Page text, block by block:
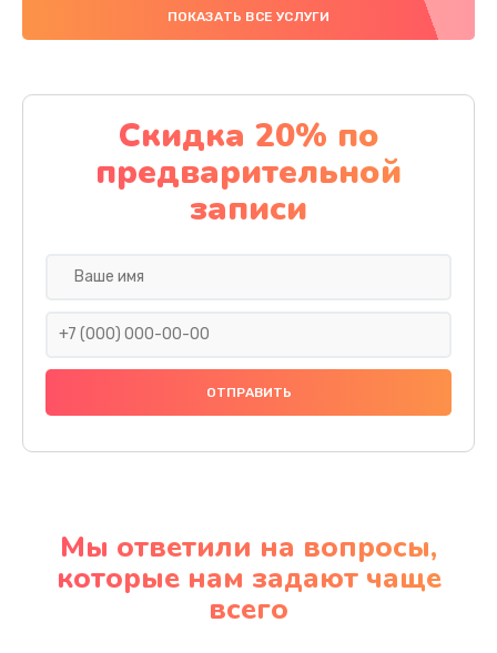
ПОКАЗАТЬ ВСЕ УСЛУГИ
Скидка 20% по
предварительной
записи
Мы ответили на вопросы,
которые нам задают чаще
всего